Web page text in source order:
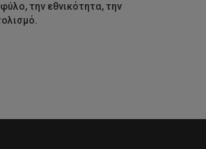
την εθνικότητα, την